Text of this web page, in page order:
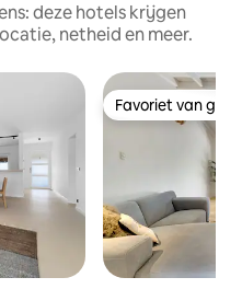
deze hotels krijgen
netheid en meer.
Favoriet van
Favoriet van